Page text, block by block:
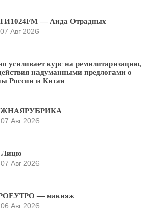
— Аида Отрадных
07 Авг 2026
усиливает курс на ремилитаризацию,
надуманными предлогами о
России и Китая
07 Авг 2026
Лицю
07 Авг 2026
— макияж
06 Авг 2026